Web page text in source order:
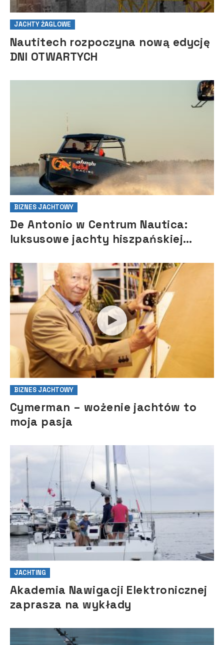
JACHTY ŻAGLOWE
Nautitech rozpoczyna nową edycję
DNI OTWARTYCH
BIZNES JACHTOWY
De Antonio w Centrum Nautica:
luksusowe jachty hiszpańskiej
BIZNES JACHTOWY
Cymerman – wożenie jachtów to
moja pasja
JACHTING
Akademia Nawigacji Elektronicznej
zaprasza na wykłady